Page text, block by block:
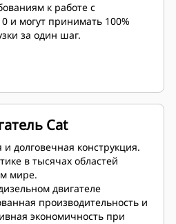
к работе с
и могут принимать 100%
за один шаг.
Cat
долговечная конструкция.
в тысячах областей
мире.
двигателе
производительность и
экономичность при